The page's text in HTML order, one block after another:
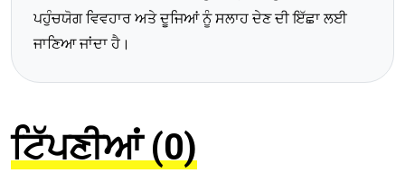
ਪਹੁੰਚਯੋਗ ਵਿਵਹਾਰ ਅਤੇ ਦੂਜਿਆਂ ਨੂੰ ਸਲਾਹ ਦੇਣ ਦੀ ਇੱਛਾ ਲਈ
ਜਾਣਿਆ ਜਾਂਦਾ ਹੈ।
ਟਿੱਪਣੀਆਂ (0)